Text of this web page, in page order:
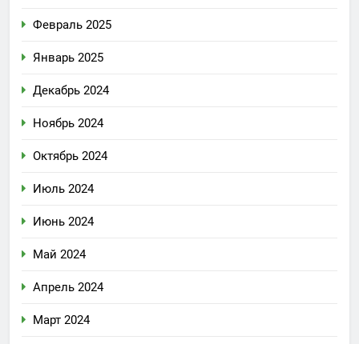
Февраль 2025
Январь 2025
Декабрь 2024
Ноябрь 2024
Октябрь 2024
Июль 2024
Июнь 2024
Май 2024
Апрель 2024
Март 2024